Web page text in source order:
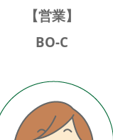
【営業】
BO-C